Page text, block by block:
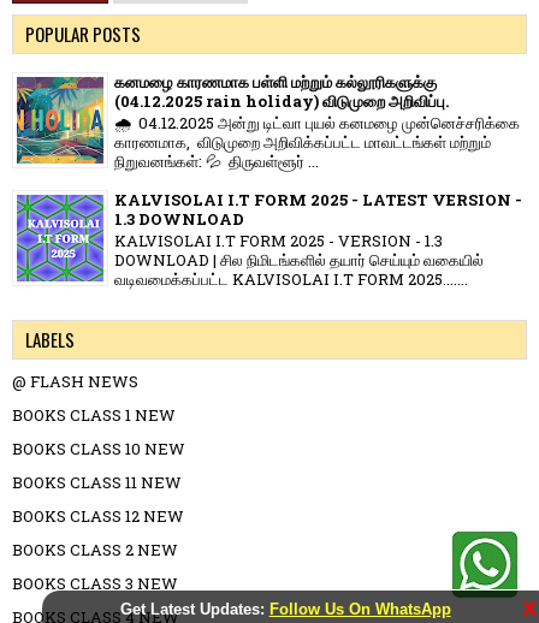
Get Latest Updates: Follow Us On WhatsApp X
POPULAR POSTS
கனமழை காரணமாக பள்ளி மற்றும் கல்லூரிகளுக்கு
(04.12.2025 rain holiday) விடுமுறை அறிவிப்பு.
🌧️ 04.12.2025 அன்று டிட்வா புயல் கனமழை முன்னெச்சரிக்கை
காரணமாக, விடுமுறை அறிவிக்கப்பட்ட மாவட்டங்கள் மற்றும்
நிறுவனங்கள்: 💦 திருவள்ளூர் ...
KALVISOLAI I.T FORM 2025 - LATEST VERSION -
1.3 DOWNLOAD
KALVISOLAI I.T FORM 2025 - VERSION - 1.3
DOWNLOAD | சில நிமிடங்களில் தயார் செய்யும் வகையில்
வடிவமைக்கப்பட்ட KALVISOLAI I.T FORM 2025.......
LABELS
@ FLASH NEWS
BOOKS CLASS 1 NEW
BOOKS CLASS 10 NEW
BOOKS CLASS 11 NEW
BOOKS CLASS 12 NEW
BOOKS CLASS 2 NEW
BOOKS CLASS 3 NEW
BOOKS CLASS 4 NEW